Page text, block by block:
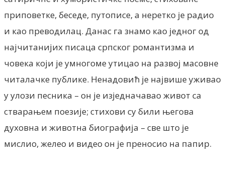
приповетке, беседе, путописе, а неретко је радио
и као преводилац. Данас га знамо као једног од
најчитанијих писаца српског романтизма и
човека који је умногоме утицао на развој масовне
читалачке публике. Ненадовић је највише уживао
у улози песника – он је изједначавао живот са
стварањем поезије; стихови су били његова
духовна и животна биографија – све што је
мислио, желео и видео он је преносио на папир.